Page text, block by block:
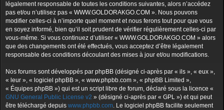
h
e
r
légalement responsable de toutes les conditions suivantes, alors n’accédez
pas et/ou n’utilisez pas « WWW.GOLDORAKGO.COM ». Nous pouvons
modifier celles-ci à n’importe quel moment et nous ferons tout pour que vous
en soyez informé, bien qu’il soit prudent de vérifier régulièrement celles-ci par
vous-même. Si vous continuez d’utiliser « WWW.GOLDORAKGO.COM » alors
que des changements ont été effectués, vous acceptez d’être légalement
responsable des conditions découlant des mises à jour et/ou modifications.
Nos forums sont développés par phpBB (désigné ci-après par « ils », « eux »,
« leur », « logiciel phpBB », « www.phpbb.com », « phpBB Limited »,
« Équipes phpBB ») qui est un script libre de forum, déclaré sous la licence «
GNU General Public License v2 » (désigné ci-après par « GPL ») et qui peut
être téléchargé depuis www.phpbb.com. Le logiciel phpBB facilite seulement